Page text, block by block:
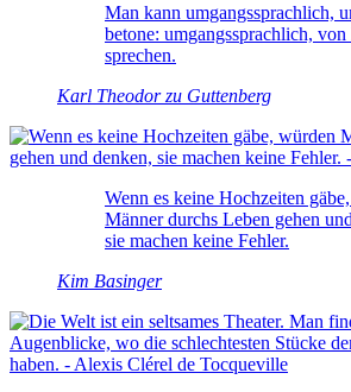
Man kann umgangssprachlich,
betone: umgangssprachlich,
sprechen.
Karl Theodor zu Guttenberg
Wenn es keine Hochzeiten
Männer durchs Leben gehen
sie machen keine Fehler.
Kim Basinger